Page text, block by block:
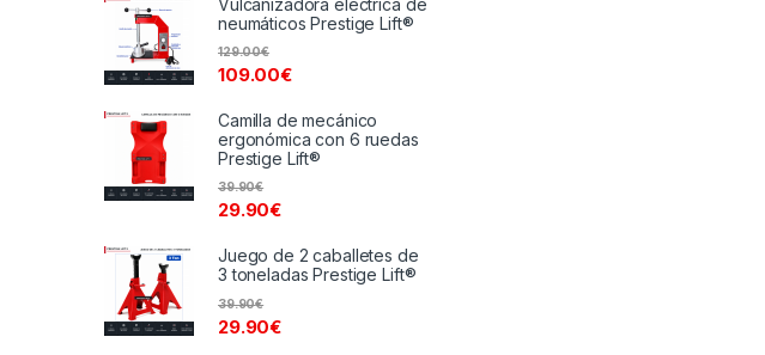
Vulcanizadora eléctrica de
neumáticos Prestige Lift®
109.00€
129.00€
Camilla de mecánico
ergonómica con 6 ruedas
Prestige Lift®
29.90€
39.90€
Juego de 2 caballetes de
3 toneladas Prestige Lift®
29.90€
39.90€